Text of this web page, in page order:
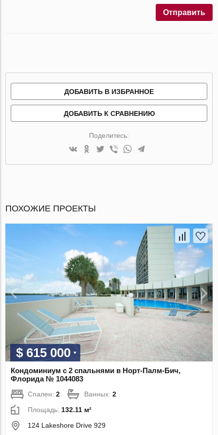
Отправить
ДОБАВИТЬ В ИЗБРАННОЕ
ДОБАВИТЬ К СРАВНЕНИЮ
Поделитесь:
ПОХОЖИЕ ПРОЕКТЫ
$ 615 000
Кондоминиум с 2 спальнями в Норт-Палм-Бич,
Флорида № 1044083
Спален:2 Ванных:2
Площадь:132.11 м²
124 Lakeshore Drive 929